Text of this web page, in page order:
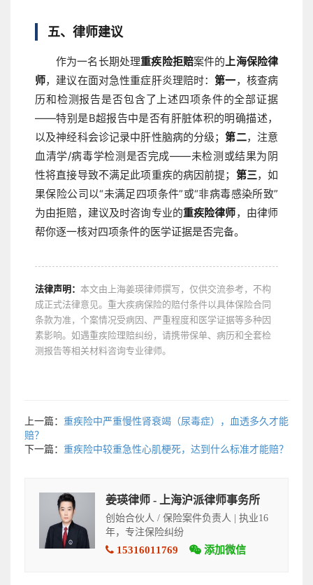
五、律师建议
作为一名长期处理重疾险拒赔案件的上海保险律
师，建议在面对急性重症肝炎理赔时：第一，核查病
历和检测报告是否包含了上述四项条件的全部证据
——特别是B超报告中是否有肝脏体积的明确描述，
以及神经科会诊记录中肝性脑病的分级；第二，注意
血清学/病毒学检测是否完成——未检测或结果为阴
性将直接导致不满足此项重疾的病因前提； 第三，如
果保险公司以“未满足四项条件”或“非病毒感染所致”
为由拒赔，建议及时咨询专业的重疾险律师，由律师
帮你逐一核对四项条件的医学证据是否完备。
法律声明： 本文由上海姜瑛律师撰写，仅供交流参考，不构
成正式法律意见。重大疾病保险的赔付条件以具体保险合同
条款为准，个案情况受病因、严重程度和医学证据等多种因
素影响。如遇重疾险理赔纠纷，请携带保单、病历和全套检
测报告等相关材料咨询专业律师。
上一篇： 重疾险中严重慢性肾衰竭（尿毒症），血透多久才能
赔？
下一篇： 重疾险中较重急性心肌梗死，达到什么标准才能赔？
姜瑛律师 - 上海沪派律师事务所
创始合伙人 / 保险案件负责人 | 执业16
年，专注保险纠纷
15316011769 添加微信